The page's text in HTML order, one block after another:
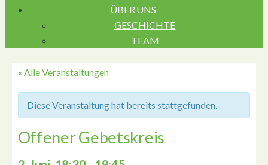
ÜBER UNS
GESCHICHTE
TEAM
« Alle Veranstaltungen
Diese Veranstaltung hat bereits stattgefunden.
Offener Gebetskreis